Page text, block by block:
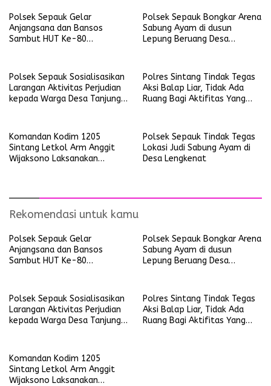
Polsek Sepauk Gelar
Anjangsana dan Bansos
Sambut HUT Ke-80
Polsek Sepauk Bongkar Arena
Sabung Ayam di dusun
Lepung Beruang Desa
Polsek Sepauk Sosialisasikan
Larangan Aktivitas Perjudian
kepada Warga Desa Tanjung
Polres Sintang Tindak Tegas
Aksi Balap Liar, Tidak Ada
Ruang Bagi Aktifitas Yang
Komandan Kodim 1205
Sintang Letkol Arm Anggit
Wijaksono Laksanakan
Polsek Sepauk Tindak Tegas
Lokasi Judi Sabung Ayam di
Desa Lengkenat
Rekomendasi untuk kamu
Polsek Sepauk Gelar
Anjangsana dan Bansos
Sambut HUT Ke-80
Polsek Sepauk Bongkar Arena
Sabung Ayam di dusun
Lepung Beruang Desa
Polsek Sepauk Sosialisasikan
Larangan Aktivitas Perjudian
kepada Warga Desa Tanjung
Polres Sintang Tindak Tegas
Aksi Balap Liar, Tidak Ada
Ruang Bagi Aktifitas Yang
Komandan Kodim 1205
Sintang Letkol Arm Anggit
Wijaksono Laksanakan